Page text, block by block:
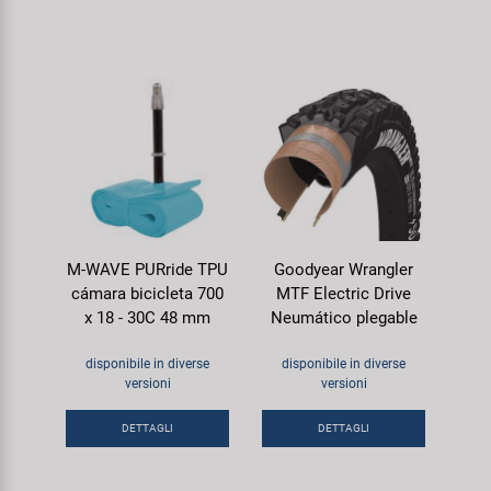
M-WAVE PURride TPU
cámara bicicleta 700
x 18 - 30C 48 mm
disponibile in diverse
versioni
DETTAGLI
Goodyear Wrangler
MTF Electric Drive
Neumático plegable
disponibile in diverse
versioni
DETTAGLI